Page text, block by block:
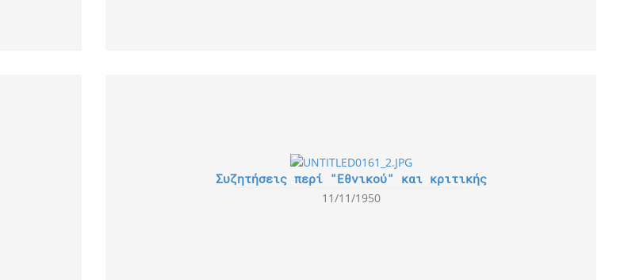
Συζητήσεις περί "Εθνικού" και κριτικής
11/11/1950